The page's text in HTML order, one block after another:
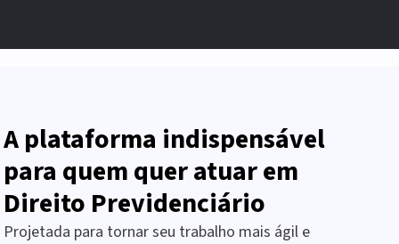
A plataforma indispensável
para quem quer atuar em
Direito Previdenciário
Projetada para tornar seu trabalho mais ágil e